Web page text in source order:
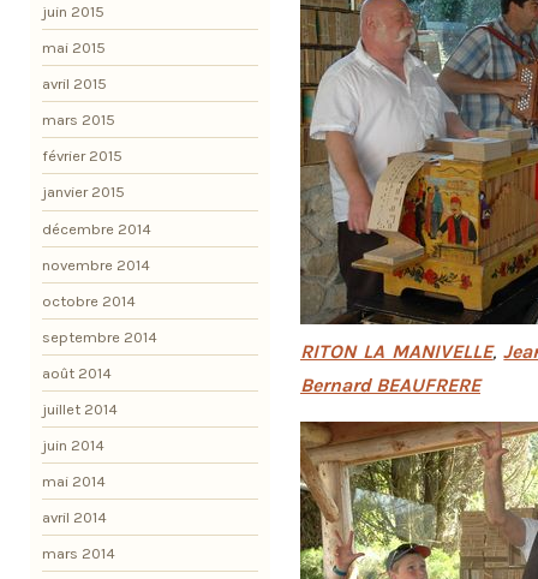
RITON LA MANIVELLE,
Bernard BEAUFRERE
juin 2015
mai 2015
avril 2015
mars 2015
février 2015
janvier 2015
décembre 2014
novembre 2014
octobre 2014
septembre 2014
août 2014
juillet 2014
juin 2014
mai 2014
avril 2014
mars 2014